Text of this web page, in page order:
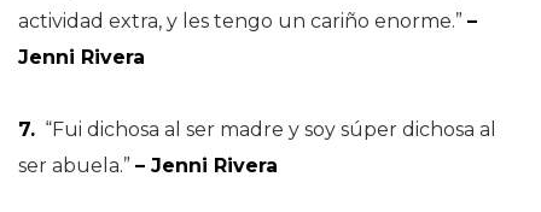
actividad extra, y les tengo un cariño enorme.” –
Jenni Rivera
7. “Fui dichosa al ser madre y soy súper dichosa al
ser abuela.” – Jenni Rivera